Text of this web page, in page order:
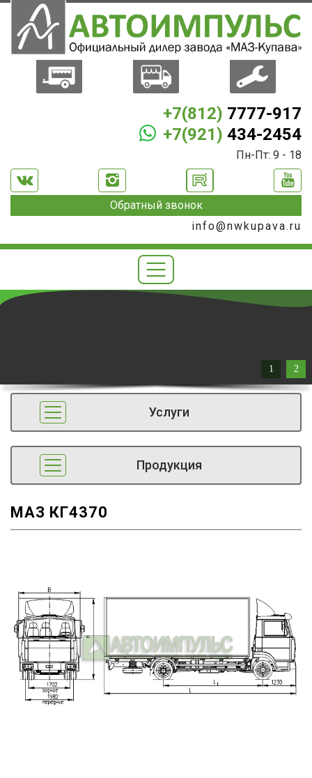
+7(812) 7777-917
+7(921) 434-2454
Пн-Пт: 9 - 18
Обратный звонок
info@nwkupava.ru
1 2
Услуги
Продукция
МАЗ КГ4370